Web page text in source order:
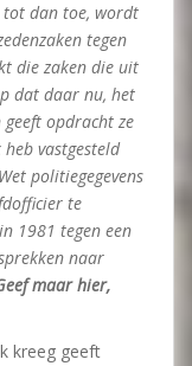
tot dan toe, wordt
tegen
die zaken die uit
dat daar nu, het
opdracht ze
vastgesteld
politiegegevens
te
1981 tegen een
naar
maar hier,
kreeg geeft